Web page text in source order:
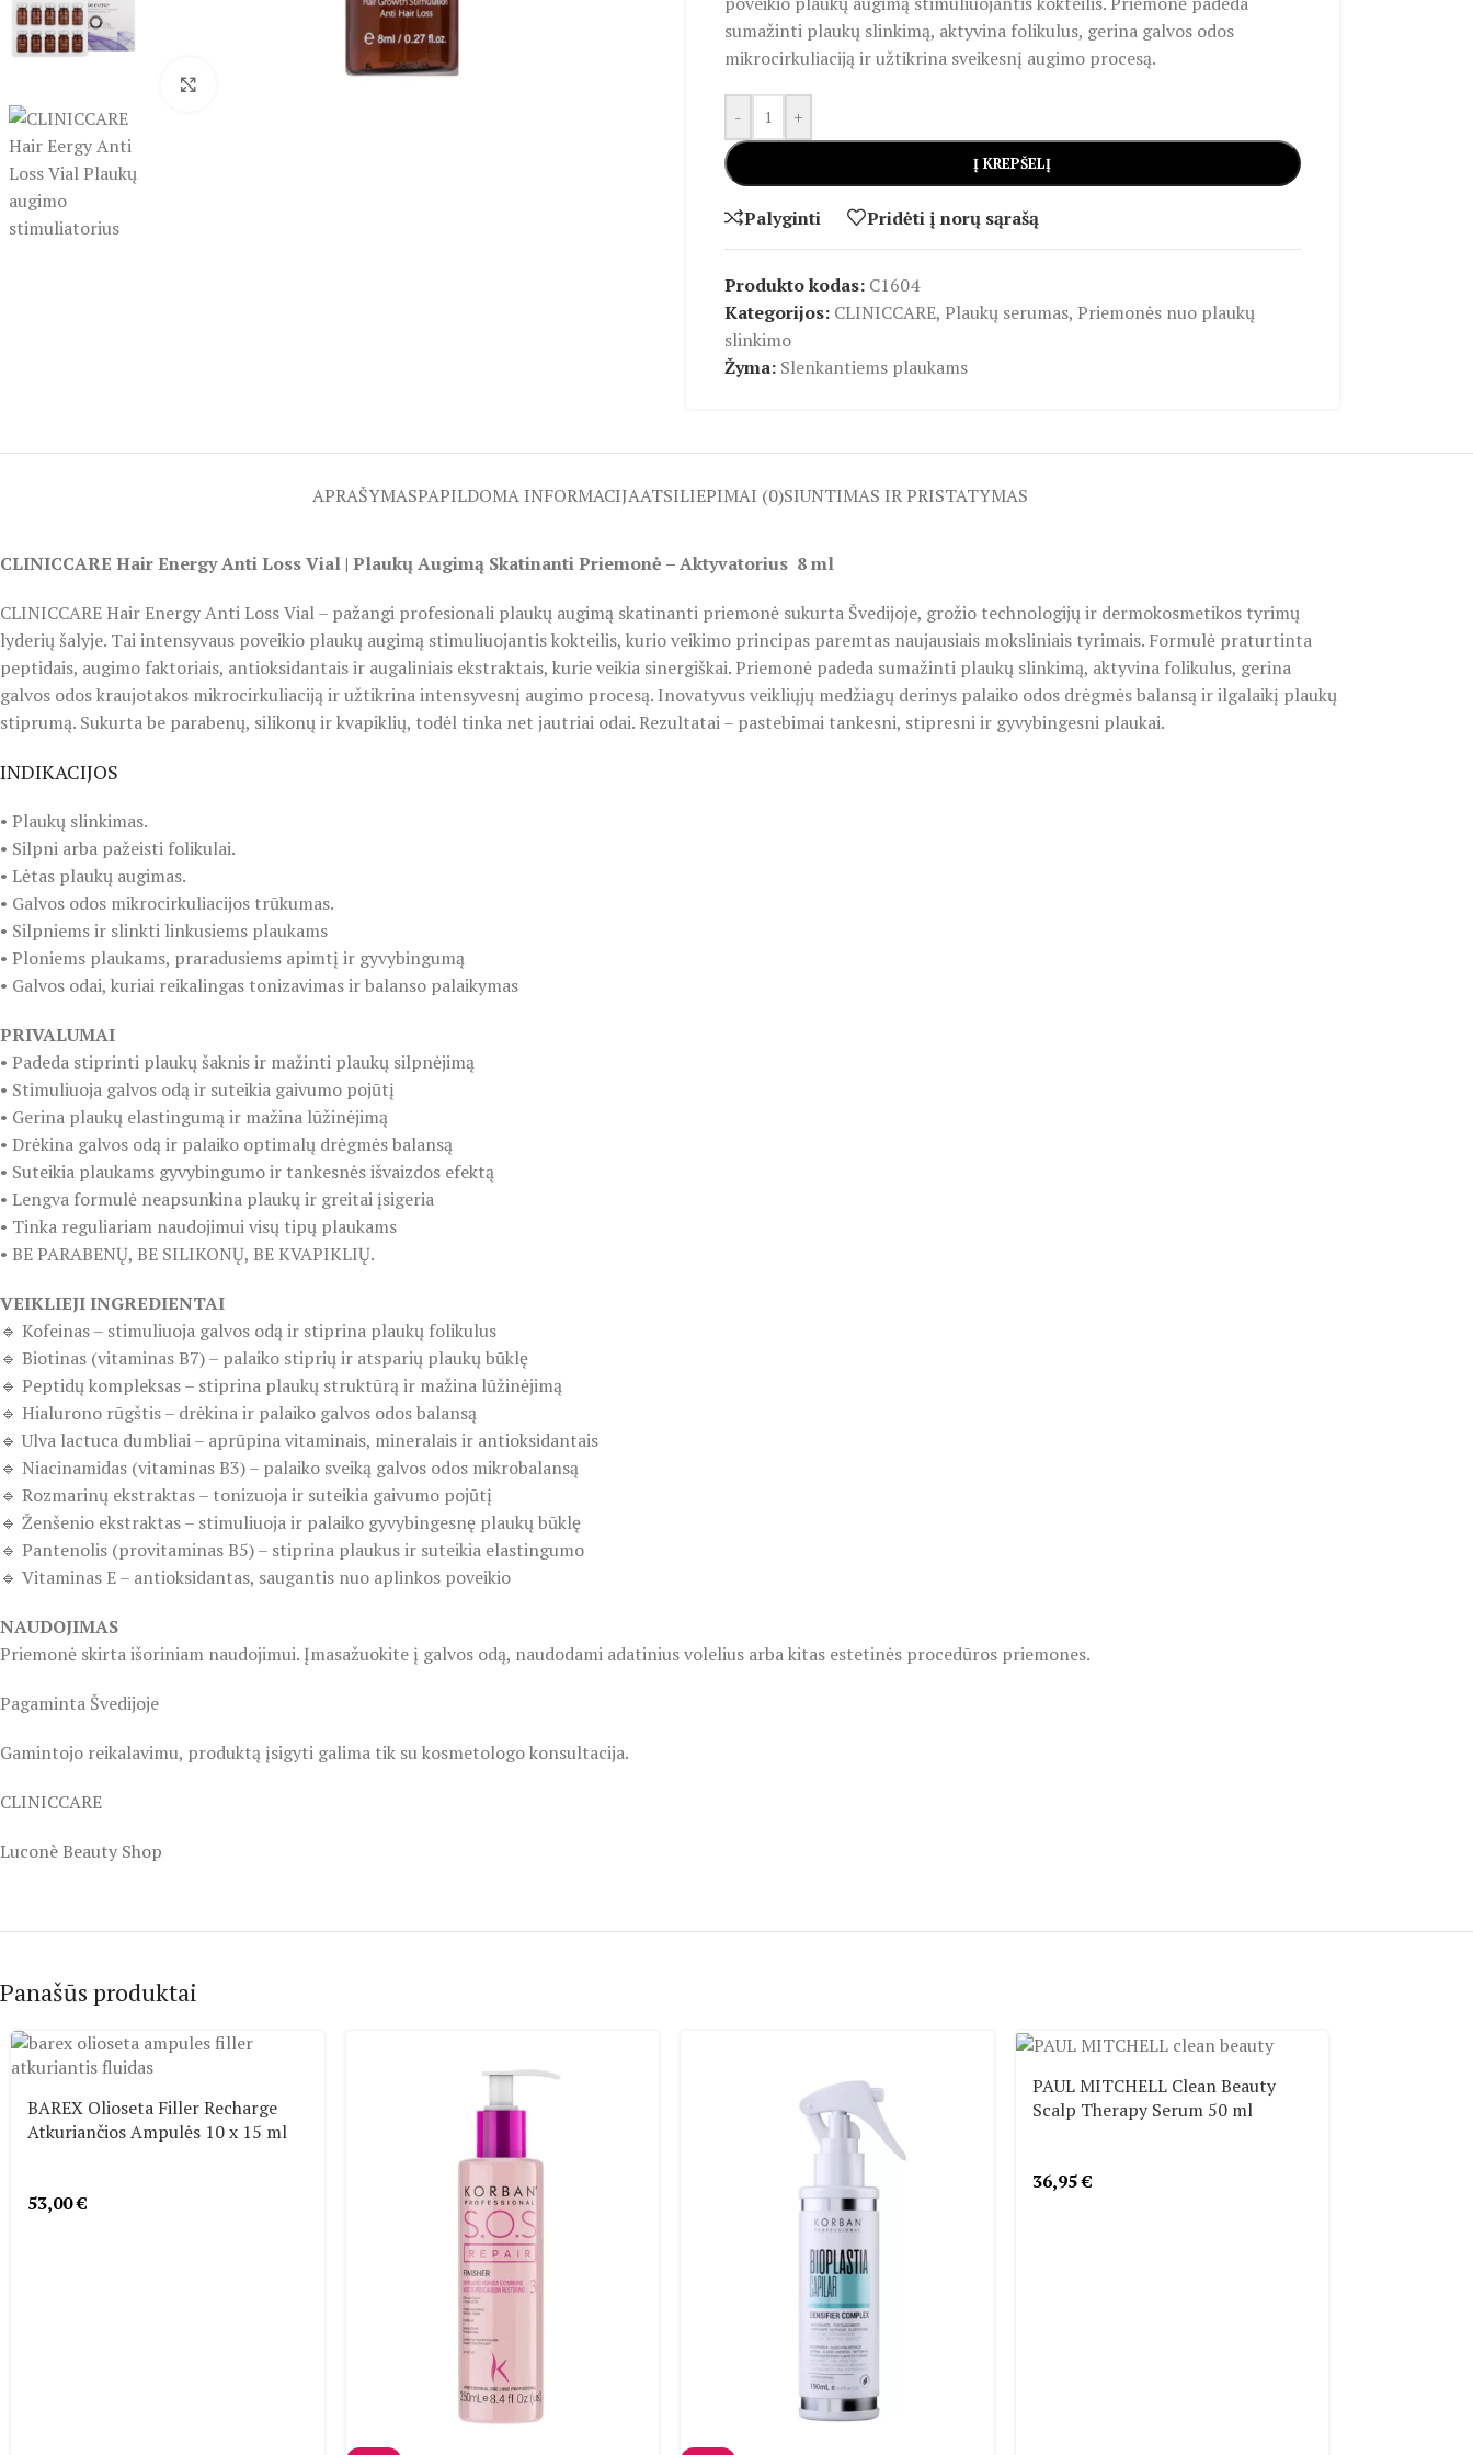
Spustelėkite, kad padidintumėte
sumažinti plaukų slinkimą, aktyvina folikulus, gerina galvos odos
mikrocirkuliaciją ir užtikrina sveikesnį augimo procesą.
- +
Į KREPŠELĮ
Palyginti Pridėti į norų sąrašą
Produkto kodas: C1604
Kategorijos: CLINICCARE, Plaukų serumas, Priemonės nuo plaukų
slinkimo
Žyma: Slenkantiems plaukams
APRAŠYMASPAPILDOMA INFORMACIJAATSILIEPIMAI (0)SIUNTIMAS IR PRISTATYMAS
CLINICCARE Hair Energy Anti Loss Vial | Plaukų Augimą Skatinanti Priemonė – Aktyvatorius 8 ml
CLINICCARE Hair Energy Anti Loss Vial – pažangi profesionali plaukų augimą skatinanti priemonė sukurta Švedijoje, grožio technologijų ir dermokosmetikos tyrimų
lyderių šalyje. Tai intensyvaus poveikio plaukų augimą stimuliuojantis kokteilis, kurio veikimo principas paremtas naujausiais moksliniais tyrimais. Formulė praturtinta
peptidais, augimo faktoriais, antioksidantais ir augaliniais ekstraktais, kurie veikia sinergiškai. Priemonė padeda sumažinti plaukų slinkimą, aktyvina folikulus, gerina
galvos odos kraujotakos mikrocirkuliaciją ir užtikrina intensyvesnį augimo procesą. Inovatyvus veikliųjų medžiagų derinys palaiko odos drėgmės balansą ir ilgalaikį plaukų
stiprumą. Sukurta be parabenų, silikonų ir kvapiklių, todėl tinka net jautriai odai. Rezultatai – pastebimai tankesni, stipresni ir gyvybingesni plaukai.
INDIKACIJOS
• Plaukų slinkimas.
• Silpni arba pažeisti folikulai.
• Lėtas plaukų augimas.
• Galvos odos mikrocirkuliacijos trūkumas.
• Silpniems ir slinkti linkusiems plaukams
• Ploniems plaukams, praradusiems apimtį ir gyvybingumą
• Galvos odai, kuriai reikalingas tonizavimas ir balanso palaikymas
PRIVALUMAI
• Padeda stiprinti plaukų šaknis ir mažinti plaukų silpnėjimą
• Stimuliuoja galvos odą ir suteikia gaivumo pojūtį
• Gerina plaukų elastingumą ir mažina lūžinėjimą
• Drėkina galvos odą ir palaiko optimalų drėgmės balansą
• Suteikia plaukams gyvybingumo ir tankesnės išvaizdos efektą
• Lengva formulė neapsunkina plaukų ir greitai įsigeria
• Tinka reguliariam naudojimui visų tipų plaukams
• BE PARABENŲ, BE SILIKONŲ, BE KVAPIKLIŲ.
VEIKLIEJI INGREDIENTAI
🔹 Kofeinas – stimuliuoja galvos odą ir stiprina plaukų folikulus
🔹 Biotinas (vitaminas B7) – palaiko stiprių ir atsparių plaukų būklę
🔹 Peptidų kompleksas – stiprina plaukų struktūrą ir mažina lūžinėjimą
🔹 Hialurono rūgštis – drėkina ir palaiko galvos odos balansą
🔹 Ulva lactuca dumbliai – aprūpina vitaminais, mineralais ir antioksidantais
🔹 Niacinamidas (vitaminas B3) – palaiko sveiką galvos odos mikrobalansą
🔹 Rozmarinų ekstraktas – tonizuoja ir suteikia gaivumo pojūtį
🔹 Ženšenio ekstraktas – stimuliuoja ir palaiko gyvybingesnę plaukų būklę
🔹 Pantenolis (provitaminas B5) – stiprina plaukus ir suteikia elastingumo
🔹 Vitaminas E – antioksidantas, saugantis nuo aplinkos poveikio
NAUDOJIMAS
Priemonė skirta išoriniam naudojimui. Įmasažuokite į galvos odą, naudodami adatinius volelius arba kitas estetinės procedūros priemones.
Pagaminta Švedijoje
Gamintojo reikalavimu, produktą įsigyti galima tik su kosmetologo konsultacija.
CLINICCARE
Luconè Beauty Shop
Panašūs produktai
BAREX Olioseta Filler Recharge
Atkuriančios Ampulės 10 x 15 ml
53,00€
PAUL MITCHELL Clean Beauty
Scalp Therapy Serum 50 ml
36,95€